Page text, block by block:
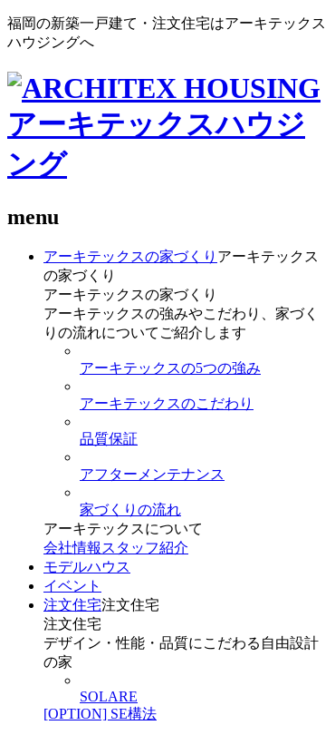
福岡の新築一戸建て・注文住宅はアーキテックス
ハウジングへ
menu
アーキテックスの家づくり アーキテックス
の家づくり
アーキテックスの家づくり
アーキテックスの強みやこだわり、家づく
りの流れについてご紹介します
アーキテックスの5つの強み
アーキテックスのこだわり
品質保証
アフターメンテナンス
家づくりの流れ
アーキテックスについて
会社情報 スタッフ紹介
モデルハウス
イベント
注文住宅注文住宅
注文住宅
デザイン・性能・品質にこだわる自由設計
の家
SOLARE
[OPTION] SE構法